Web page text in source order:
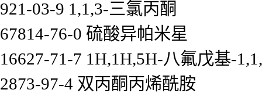
921-03-9 1,1,3-三氯丙酮
67814-76-0 硫酸异帕米星
16627-71-7 1H,1H,5H-八氟戊基-
2873-97-4 双丙酮丙烯酰胺